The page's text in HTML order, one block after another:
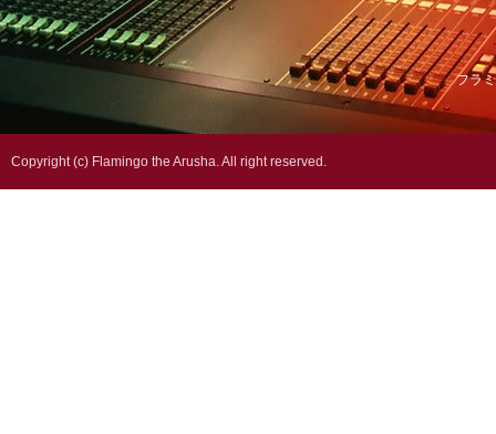
フラ
Copyright (c) Flamingo the Arusha. All right reserved.